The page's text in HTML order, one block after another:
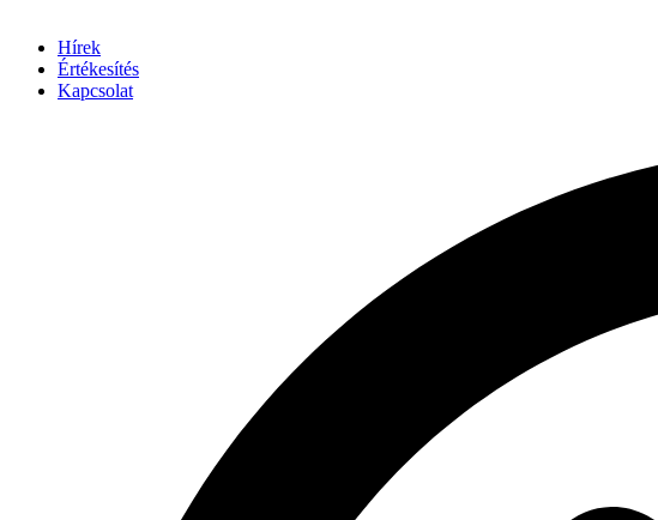
Hírek
Értékesítés
Kapcsolat